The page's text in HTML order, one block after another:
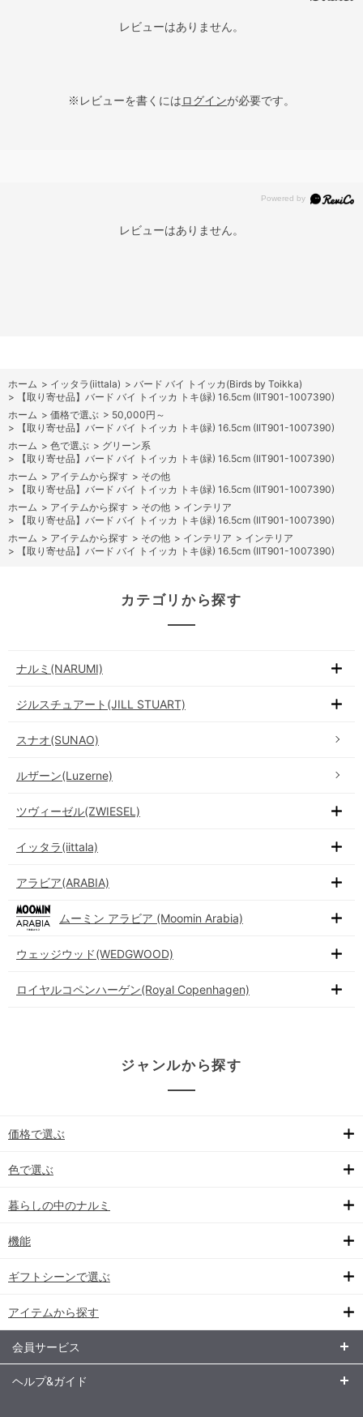
レビューはありません。
※レビューを書くにはログインが必要です。
レビューはありません。
ホーム > イッタラ(iittala) > バード バイ トイッカ(Birds by Toikka)
>
【取り寄せ品】バード バイ トイッカ トキ(緑) 16.5cm (IIT901-1007390)
ホーム > 価格で選ぶ > 50,000円～
>
【取り寄せ品】バード バイ トイッカ トキ(緑) 16.5cm (IIT901-1007390)
ホーム > 色で選ぶ > グリーン系
>
【取り寄せ品】バード バイ トイッカ トキ(緑) 16.5cm (IIT901-1007390)
ホーム > アイテムから探す > その他
>
【取り寄せ品】バード バイ トイッカ トキ(緑) 16.5cm (IIT901-1007390)
ホーム > アイテムから探す > その他 > インテリア
>
【取り寄せ品】バード バイ トイッカ トキ(緑) 16.5cm (IIT901-1007390)
ホーム > アイテムから探す > その他 > インテリア > インテリア
>
【取り寄せ品】バード バイ トイッカ トキ(緑) 16.5cm (IIT901-1007390)
カテゴリから探す
ナルミ(NARUMI)
ジルスチュアート(JILL STUART)
スナオ(SUNAO)
ルザーン(Luzerne)
ツヴィーゼル(ZWIESEL)
イッタラ(iittala)
アラビア(ARABIA)
ムーミン アラビア (Moomin Arabia)
ウェッジウッド(WEDGWOOD)
ロイヤルコペンハーゲン(Royal Copenhagen)
ジャンルから探す
価格で選ぶ
色で選ぶ
暮らしの中のナルミ
機能
ギフトシーンで選ぶ
アイテムから探す
会員サービス
ヘルプ&ガイド